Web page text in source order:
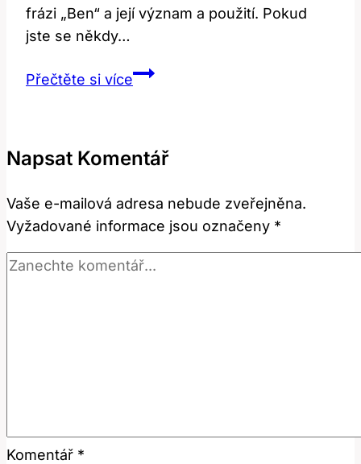
frázi „Ben“ a její význam a použití. Pokud
jste se někdy…
Přečtěte si víceBen:
Této
Fráze
Vysvětleno!
Napsat Komentář
Vaše e-mailová adresa nebude zveřejněna.
Vyžadované informace jsou označeny *
Komentář *